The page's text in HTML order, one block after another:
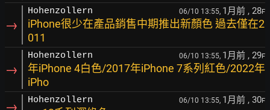
→
Hohenzollern 06/10 13:55, 1月前 , 28F
iPhone很少在產品銷售中期推出新顏色 過去僅在2
011
→
Hohenzollern 06/10 13:55, 1月前 , 29F
年iPhone 4白色/2017年iPhone 7系列紅色/2022年
iPho
→ Hohenzollern 06/10 13:55, 1月前 , 30F